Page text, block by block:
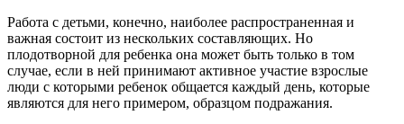
Работа с детьми, конечно, наиболее распространенная и
важная состоит из нескольких составляющих. Но
плодотворной для ребенка она может быть только в том
случае, если в ней принимают активное участие взрослые
люди с которыми ребенок общается каждый день, которые
являются для него примером, образцом подражания.